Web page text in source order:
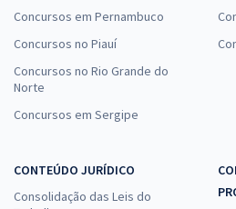
Concursos em Pernambuco
Concursos no Piauí
Concursos no Rio Grande do
Norte
Concursos em Sergipe
CONTEÚDO JURÍDICO
Consolidação das Leis do